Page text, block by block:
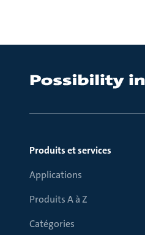
Produits et services
Applications
Produits A à Z
Catégories